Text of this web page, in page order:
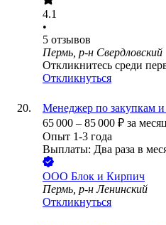
4.1
•
5 отзывов
Пермь, р-н Свердловский
Откликнитесь среди
Откликнуться
Менеджер по закупкам
65 000 – 85 000 ₽ за
Опыт 1-3 года
Выплаты: Два раза в
ООО Блок и Кирпич
Пермь, р-н Ленинский
Откликнуться